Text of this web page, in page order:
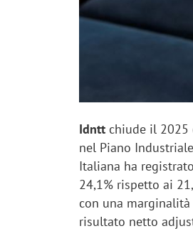
Idntt chiude il
nel Piano
Italiana ha
24,1% rispetto ai
con una
risultato netto
crescere»